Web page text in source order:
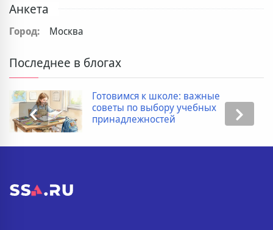
Анкета
Город: Москва
Последнее в блогах
Готовимся к школе: важные
советы по выбору учебных
принадлежностей